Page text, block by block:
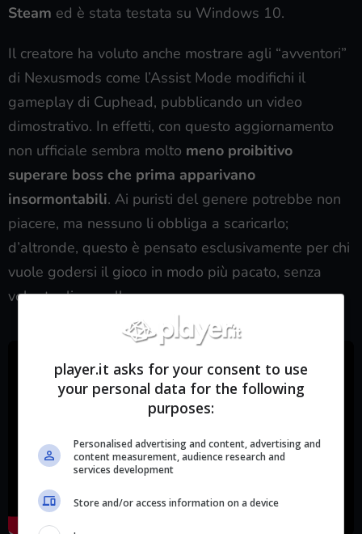
Steam ed è stata testata su Windows 10.
Il creatore ha voluto anche mostrare agli “avventori”
di Nexusmods come l’Assist Mode modifichi il
gameplay di Cuphead, pubblicando un video
dimostrativo. In effetti, con questo aggiornamento
non ufficiale sembra molto meno proibitivo
superare boss che prima apparivano
insormontabili. Ai puristi del genere potrebbe non
piacere, ma nessuno li obbliga a scaricarlo;
d’altronde, questo è pensato esclusivamente per chi
vuole godersi il gioco in modo più pacato, senza
voler togliere nulla a nessuno.
player.it asks for your consent to use
your personal data for the following
purposes:
Personalised advertising and content, advertising and
content measurement, audience research and
services development
Store and/or access information on a device